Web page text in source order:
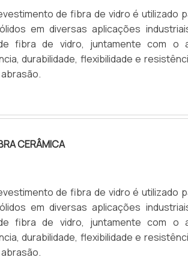
são realizadas as atividades e
somados a um time com
garantem o sucesso de cada cliente
para acessar o site e saber mais
de fibra de vidro é utilizado
em diversas aplicações
fibra de vidro, juntamente com o
durabilidade, flexibilidade e
CERÂMICA
de fibra de vidro é utilizado
em diversas aplicações
fibra de vidro, juntamente com o
durabilidade, flexibilidade e